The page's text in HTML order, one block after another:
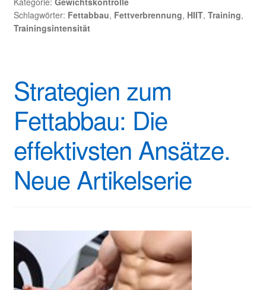
Schlagwörter: Fettabbau, Fettverbrennung, HIIT, Training,
Trainingsintensität
Strategien zum
Fettabbau: Die
effektivsten Ansätze.
Neue Artikelserie